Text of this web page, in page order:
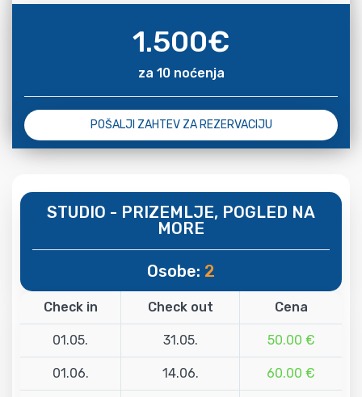
1.500€
za 10 noćenja
POŠALJI ZAHTEV ZA REZERVACIJU
STUDIO - PRIZEMLJE, POGLED NA
MORE
Osobe: 2
Check in Check out Cena
01.05. 31.05. 50.00 €
01.06. 14.06. 60.00 €